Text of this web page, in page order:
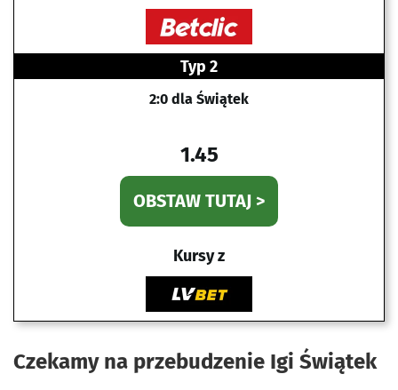
Typ 2
2:0 dla Świątek
1.45
OBSTAW TUTAJ >
Kursy z
Czekamy na przebudzenie Igi Świątek